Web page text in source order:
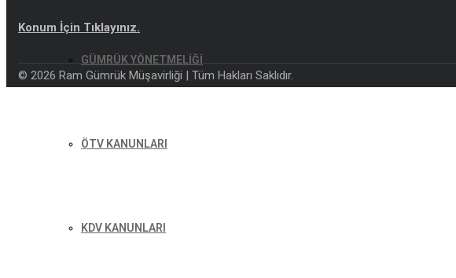
GÜMRÜK YÖNETMELİĞİ
ÖTV KANUNLARI
KDV KANUNLARI
Konum İçin Tıklayınız.
© 2026 Ram Gümrük Müşavirliği | Tüm Hakları Saklıdır.